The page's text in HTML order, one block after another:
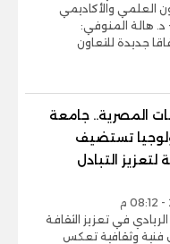
العلمي والأكاديمي
- د. هالة المنوفي:
جديدة للتعاون
المصرية.. جامعة
تستضيف
لتعزيز التبادل
في تعزيز الثقافة
فنية وثقافية تعكس